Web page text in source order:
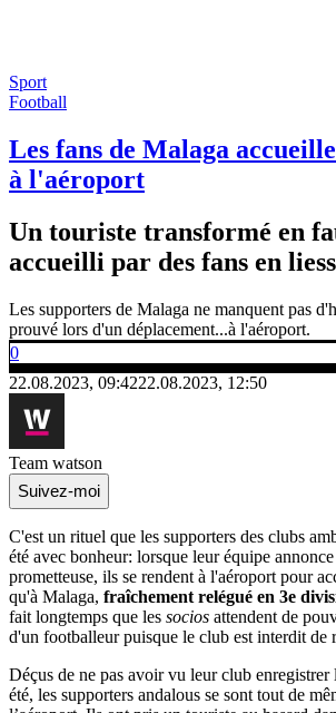
Sport
Football
Les fans de Malaga
à l'aéroport
Un touriste transformé en
accueilli par des fans en
Les supporters de Malaga ne manquent pas
prouvé lors d'un déplacement...à l'aéroport.
0
22.08.2023, 09:4222.08.2023, 12:50
Team watson
Suivez-moi
C'est un rituel que les supporters des clubs
été avec bonheur: lorsque leur équipe
prometteuse, ils se rendent à l'aéroport pour
qu'à Malaga, fraîchement relégué en 3e
fait longtemps que les socios attendent de
d'un footballeur puisque le club est interdit de
Déçus de ne pas avoir vu leur club
été, les supporters andalous se sont tout de